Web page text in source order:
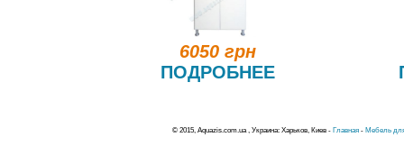
6050 грн
ПОДРОБНЕЕ
© 2015, Aquazis.com.ua , Украина: Харьков, Киев - Главная - Мебель